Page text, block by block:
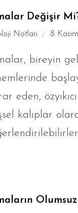
Değişir
Notları 8
bireyin
eden,
kalıplar